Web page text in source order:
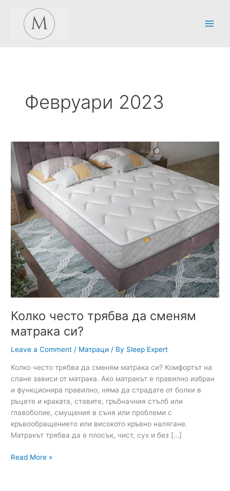
content
Февруари 2023
Колко често трябва да сменям
матрака си?
Leave a Comment / Матраци / By Sleep Expert
Колко често трябва да сменям матрака си? Комфортът на
спане зависи от матрака. Ако матракът е правилно избран
и функционира правилно, няма да страдате от болки в
ръцете и краката, ставите, гръбначния стълб или
главоболие, смущения в съня или проблеми с
кръвообращението или високото кръвно налягане.
Матракът трябва да е плосък, чист, сух и без […]
Колко
Read More »